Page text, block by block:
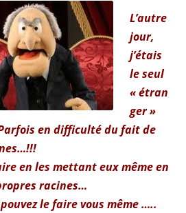
L’autre
jour,
j’étais
le seul
« étran
ger »
en difficulté du fait de
en les mettant eux même en
racines…
le faire vous même …..